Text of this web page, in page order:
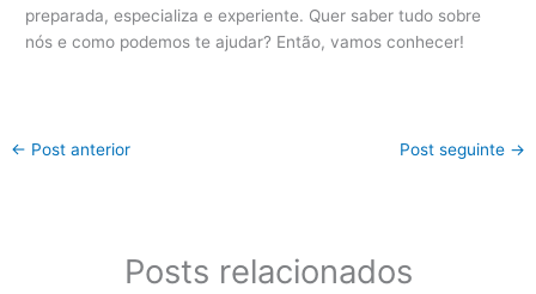
preparada, especializa e experiente. Quer saber tudo sobre
nós e como podemos te ajudar? Então, vamos conhecer!
← Post anterior Post seguinte →
Posts relacionados